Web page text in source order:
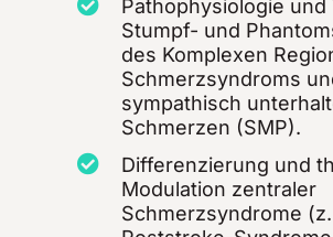
Pathophysiologie
Stumpf- und
des Komplexen
Schmerzsyndroms
sympathisch
Schmerzen (SMP).
Differenzierung und
Modulation zentraler
Schmerzsyndrome